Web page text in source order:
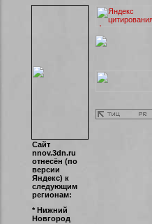
Сайт
nnov.3dn.ru
отнесён (по
версии
Яндекс) к
следующим
регионам:
* Нижний
Новгород